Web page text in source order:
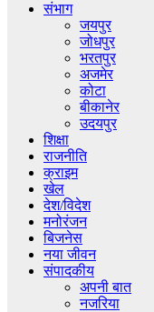
संभाग
जयपुर
जोधपुर
भरतपुर
अजमेर
कोटा
बीकानेर
उदयपुर
शिक्षा
राजनीति
क्राइम
खेल
देश/विदेश
मनोरंजन
बिजनेस
नया जीवन
संपादकीय
अपनी बात
नजरिया